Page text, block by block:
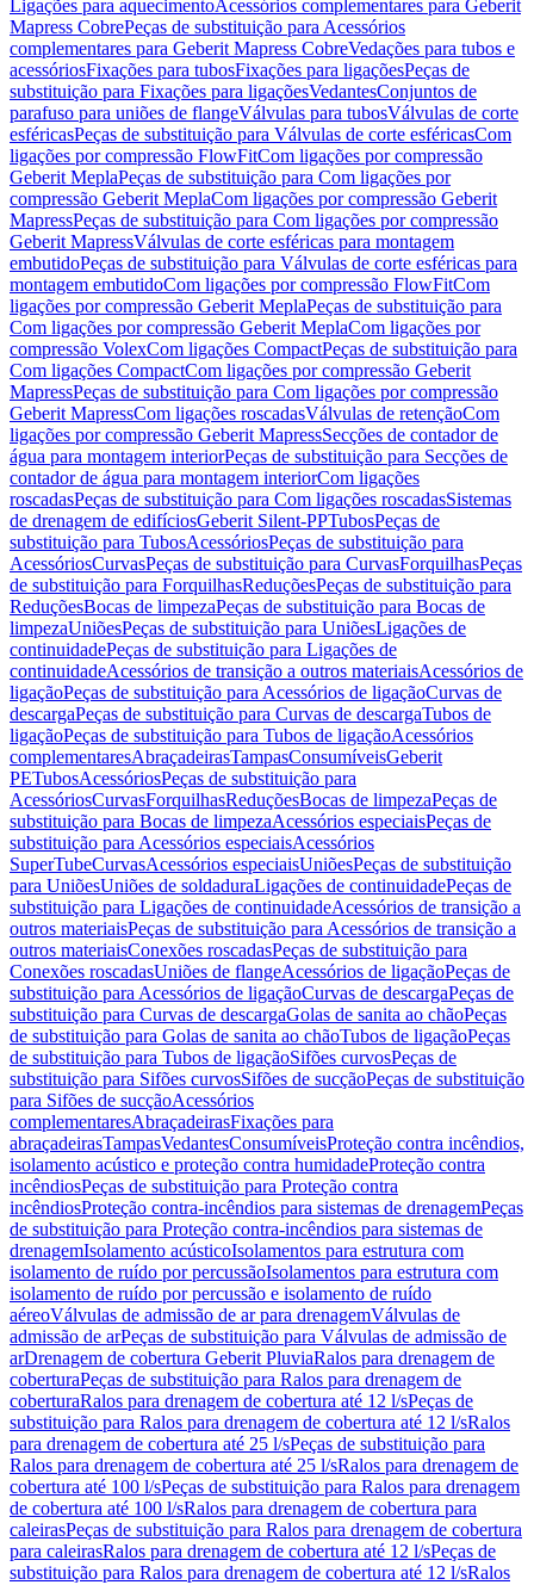
Ligações para aquecimentoAcessórios complementares para Geberit
Mapress CobrePeças de substituição para Acessórios
complementares para Geberit Mapress CobreVedações para tubos e
acessóriosFixações para tubosFixações para ligaçõesPeças de
substituição para Fixações para ligaçõesVedantesConjuntos de
parafuso para uniões de flangeVálvulas para tubosVálvulas de corte
esféricasPeças de substituição para Válvulas de corte esféricasCom
ligações por compressão FlowFitCom ligações por compressão
Geberit MeplaPeças de substituição para Com ligações por
compressão Geberit MeplaCom ligações por compressão Geberit
MapressPeças de substituição para Com ligações por compressão
Geberit MapressVálvulas de corte esféricas para montagem
embutidoPeças de substituição para Válvulas de corte esféricas para
montagem embutidoCom ligações por compressão FlowFitCom
ligações por compressão Geberit MeplaPeças de substituição para
Com ligações por compressão Geberit MeplaCom ligações por
compressão VolexCom ligações CompactPeças de substituição para
Com ligações CompactCom ligações por compressão Geberit
MapressPeças de substituição para Com ligações por compressão
Geberit MapressCom ligações roscadasVálvulas de retençãoCom
ligações por compressão Geberit MapressSecções de contador de
água para montagem interiorPeças de substituição para Secções de
contador de água para montagem interiorCom ligações
roscadasPeças de substituição para Com ligações roscadasSistemas
de drenagem de edifíciosGeberit Silent-PPTubosPeças de
substituição para TubosAcessóriosPeças de substituição para
AcessóriosCurvasPeças de substituição para CurvasForquilhasPeças
de substituição para ForquilhasReduçõesPeças de substituição para
ReduçõesBocas de limpezaPeças de substituição para Bocas de
limpezaUniõesPeças de substituição para UniõesLigações de
continuidadePeças de substituição para Ligações de
continuidadeAcessórios de transição a outros materiaisAcessórios de
ligaçãoPeças de substituição para Acessórios de ligaçãoCurvas de
descargaPeças de substituição para Curvas de descargaTubos de
ligaçãoPeças de substituição para Tubos de ligaçãoAcessórios
complementaresAbraçadeirasTampasConsumíveisGeberit
PETubosAcessóriosPeças de substituição para
AcessóriosCurvasForquilhasReduçõesBocas de limpezaPeças de
substituição para Bocas de limpezaAcessórios especiaisPeças de
substituição para Acessórios especiaisAcessórios
SuperTubeCurvasAcessórios especiaisUniõesPeças de substituição
para UniõesUniões de soldaduraLigações de continuidadePeças de
substituição para Ligações de continuidadeAcessórios de transição a
outros materiaisPeças de substituição para Acessórios de transição a
outros materiaisConexões roscadasPeças de substituição para
Conexões roscadasUniões de flangeAcessórios de ligaçãoPeças de
substituição para Acessórios de ligaçãoCurvas de descargaPeças de
substituição para Curvas de descargaGolas de sanita ao chãoPeças
de substituição para Golas de sanita ao chãoTubos de ligaçãoPeças
de substituição para Tubos de ligaçãoSifões curvosPeças de
substituição para Sifões curvosSifões de sucçãoPeças de substituição
para Sifões de sucçãoAcessórios
complementaresAbraçadeirasFixações para
abraçadeirasTampasVedantesConsumíveisProteção contra incêndios,
isolamento acústico e proteção contra humidadeProteção contra
incêndiosPeças de substituição para Proteção contra
incêndiosProteção contra-incêndios para sistemas de drenagemPeças
de substituição para Proteção contra-incêndios para sistemas de
drenagemIsolamento acústicoIsolamentos para estrutura com
isolamento de ruído por percussãoIsolamentos para estrutura com
isolamento de ruído por percussão e isolamento de ruído
aéreoVálvulas de admissão de ar para drenagemVálvulas de
admissão de arPeças de substituição para Válvulas de admissão de
arDrenagem de cobertura Geberit PluviaRalos para drenagem de
coberturaPeças de substituição para Ralos para drenagem de
coberturaRalos para drenagem de cobertura até 12 l/sPeças de
substituição para Ralos para drenagem de cobertura até 12 l/sRalos
para drenagem de cobertura até 25 l/sPeças de substituição para
Ralos para drenagem de cobertura até 25 l/sRalos para drenagem de
cobertura até 100 l/sPeças de substituição para Ralos para drenagem
de cobertura até 100 l/sRalos para drenagem de cobertura para
caleirasPeças de substituição para Ralos para drenagem de cobertura
para caleirasRalos para drenagem de cobertura até 12 l/sPeças de
substituição para Ralos para drenagem de cobertura até 12 l/sRalos